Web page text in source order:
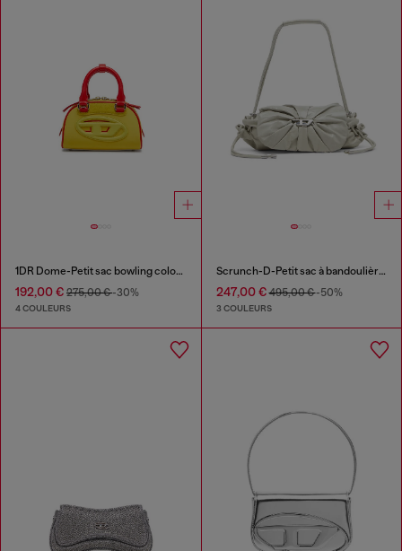
1DR Dome-Petit sac bowling color-block
192,00 € 275,00 €-30%
4 COULEURS
Scrunch-D-Petit sac à bandoulière en cuir froissé
247,00 €495,00 €-50%
3 COULEURS